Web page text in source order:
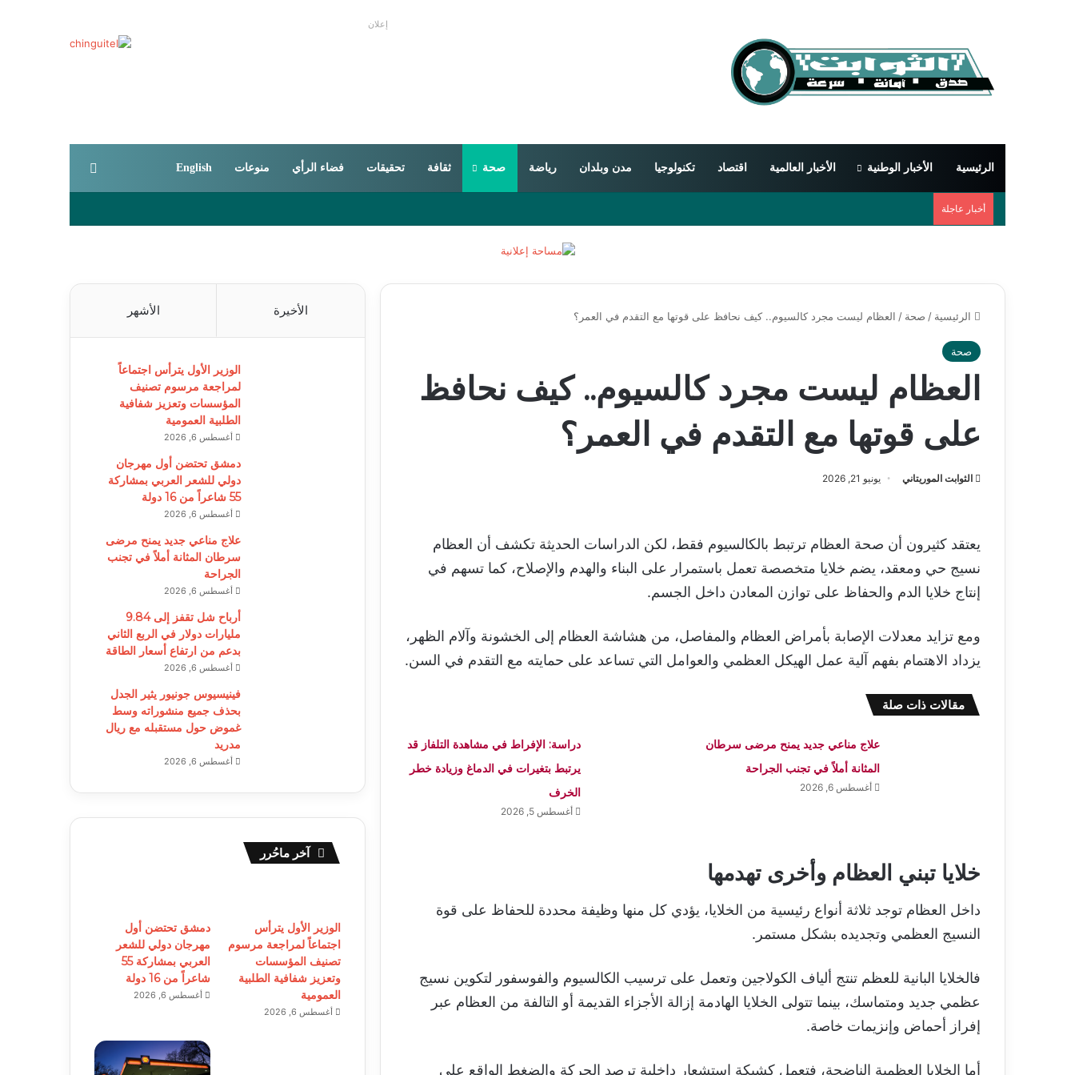
إعلان
الرئيسية الأخبار الوطنية الأخبار العالمية اقتصاد تكنولوجيا مدن وبلدان رياضة صحة ثقافة تحقيقات فضاء الرأي منوعات English
أخبار عاجلة
الرئيسية / صحة / العظام ليست مجرد كالسيوم.. كيف نحافظ على قوتها مع التقدم في العمر؟
صحة
العظام ليست مجرد كالسيوم.. كيف نحافظ
على قوتها مع التقدم في العمر؟
الثوابت الموريتاني يونيو 21, 2026
يعتقد كثيرون أن صحة العظام ترتبط بالكالسيوم فقط، لكن الدراسات الحديثة تكشف أن العظام
نسيج حي ومعقد، يضم خلايا متخصصة تعمل باستمرار على البناء والهدم والإصلاح، كما تسهم في
إنتاج خلايا الدم والحفاظ على توازن المعادن داخل الجسم.
ومع تزايد معدلات الإصابة بأمراض العظام والمفاصل، من هشاشة العظام إلى الخشونة وآلام الظهر،
يزداد الاهتمام بفهم آلية عمل الهيكل العظمي والعوامل التي تساعد على حمايته مع التقدم في السن.
مقالات ذات صلة
علاج مناعي جديد يمنح مرضى سرطان
المثانة أملاً في تجنب الجراحة
أغسطس 6, 2026
دراسة: الإفراط في مشاهدة التلفاز قد
يرتبط بتغيرات في الدماغ وزيادة خطر
الخرف
أغسطس 5, 2026
خلايا تبني العظام وأخرى تهدمها
داخل العظام توجد ثلاثة أنواع رئيسية من الخلايا، يؤدي كل منها وظيفة محددة للحفاظ على قوة
النسيج العظمي وتجديده بشكل مستمر.
فالخلايا البانية للعظم تنتج ألياف الكولاجين وتعمل على ترسيب الكالسيوم والفوسفور لتكوين نسيج
عظمي جديد ومتماسك، بينما تتولى الخلايا الهادمة إزالة الأجزاء القديمة أو التالفة من العظام عبر
إفراز أحماض وإنزيمات خاصة.
أما الخلايا العظمية الناضجة، فتعمل كشبكة استشعار داخلية ترصد الحركة والضغط الواقع على
الأخيرة الأشهر
الوزير الأول يترأس اجتماعاً
لمراجعة مرسوم تصنيف
المؤسسات وتعزيز شفافية
الطلبية العمومية
أغسطس 6, 2026
دمشق تحتضن أول مهرجان
دولي للشعر العربي بمشاركة
55 شاعراً من 16 دولة
أغسطس 6, 2026
علاج مناعي جديد يمنح مرضى
سرطان المثانة أملاً في تجنب
الجراحة
أغسطس 6, 2026
أرباح شل تقفز إلى 9.84
مليارات دولار في الربع الثاني
بدعم من ارتفاع أسعار الطاقة
أغسطس 6, 2026
فينيسيوس جونيور يثير الجدل
بحذف جميع منشوراته وسط
غموض حول مستقبله مع ريال
مدريد
أغسطس 6, 2026
آخر ماحُرر
الوزير الأول يترأس
اجتماعاً لمراجعة مرسوم
تصنيف المؤسسات
وتعزيز شفافية الطلبية
العمومية
أغسطس 6, 2026
دمشق تحتضن أول
مهرجان دولي للشعر
العربي بمشاركة 55
شاعراً من 16 دولة
أغسطس 6, 2026